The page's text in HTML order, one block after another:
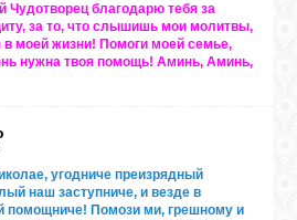
Чудотворец благодарю тебя за
за то, что слышишь мои молитвы,
в моей жизни! Помоги моей семье,
нужна твоя помощь! Аминь, Аминь,
угодниче преизрядный
наш заступниче, и везде в
помощниче! Помози ми, грешному и